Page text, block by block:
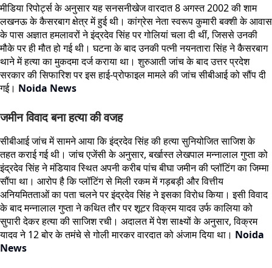
मीडिया रिपोर्ट्स के अनुसार यह सनसनीखेज वारदात 8 अगस्त 2002 की शाम
लखनऊ के कैसरबाग क्षेत्र में हुई थी। कांग्रेस नेता स्वरूप कुमारी बक्शी के आवास
के पास अज्ञात हमलावरों ने इंद्रदेव सिंह पर गोलियां चला दी थीं, जिससे उनकी
मौके पर ही मौत हो गई थी। घटना के बाद उनकी पत्नी नयनतारा सिंह ने कैसरबाग
थाने में हत्या का मुकदमा दर्ज कराया था। शुरुआती जांच के बाद उत्तर प्रदेश
सरकार की सिफारिश पर इस हाई-प्रोफाइल मामले की जांच सीबीआई को सौंप दी
गई। Noida News
जमीन विवाद बना हत्या की वजह
सीबीआई जांच में सामने आया कि इंद्रदेव सिंह की हत्या सुनियोजित साजिश के
तहत कराई गई थी। जांच एजेंसी के अनुसार, बर्खास्त लेखपाल मन्नालाल गुप्ता को
इंद्रदेव सिंह ने मंडियाव स्थित अपनी करीब पांच बीघा जमीन की प्लॉटिंग का जिम्मा
सौंपा था। आरोप है कि प्लॉटिंग से मिली रकम में गड़बड़ी और वित्तीय
अनियमितताओं का पता चलने पर इंद्रदेव सिंह ने इसका विरोध किया। इसी विवाद
के बाद मन्नालाल गुप्ता ने कथित तौर पर शूटर विक्रम यादव उर्फ कालिया को
सुपारी देकर हत्या की साजिश रची। अदालत में पेश साक्ष्यों के अनुसार, विक्रम
यादव ने 12 बोर के तमंचे से गोली मारकर वारदात को अंजाम दिया था। Noida
News